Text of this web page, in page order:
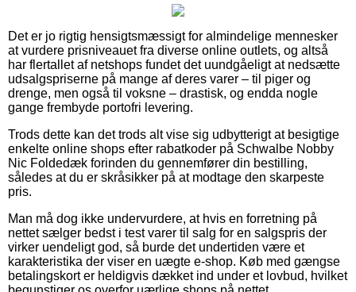
Det er jo rigtig hensigtsmæssigt for almindelige mennesker
at vurdere prisniveauet fra diverse online outlets, og altså
har flertallet af netshops fundet det uundgåeligt at nedsætte
udsalgspriserne på mange af deres varer – til piger og
drenge, men også til voksne – drastisk, og endda nogle
gange frembyde portofri levering.
Trods dette kan det trods alt vise sig udbytterigt at besigtige
enkelte online shops efter rabatkoder på Schwalbe Nobby
Nic Foldedæk forinden du gennemfører din bestilling,
således at du er skråsikker på at modtage den skarpeste
pris.
Man må dog ikke undervurdere, at hvis en forretning på
nettet sælger bedst i test varer til salg for en salgspris der
virker uendeligt god, så burde det undertiden være et
karakteristika der viser en uægte e-shop. Køb med gængse
betalingskort er heldigvis dækket ind under et lovbud, hvilket